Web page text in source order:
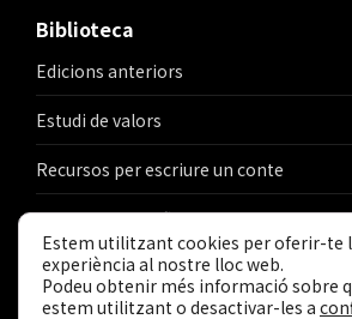
Biblioteca
Edicions anteriors
Estudi de valors
Recursos per escriure un conte
Recursos per reflexionar sobre la llar
Estem utilitzant cookies per oferir-te
experiència al nostre lloc web.
Podeu obtenir més informació sobre
estem utilitzant o desactivar-les a